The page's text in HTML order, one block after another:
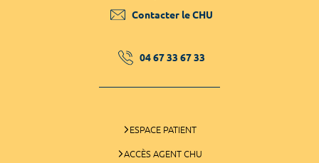
Contacter le CHU
04 67 33 67 33
ESPACE PATIENT
ACCÈS AGENT CHU